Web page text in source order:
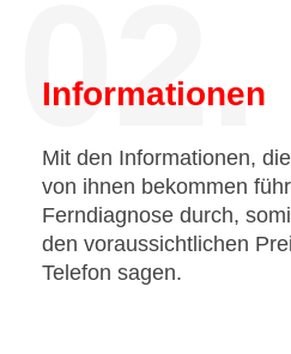
02.
Informationen
Mit den Informationen,
von ihnen bekommen
Ferndiagnose durch,
den voraussichtlichen
Telefon sagen.